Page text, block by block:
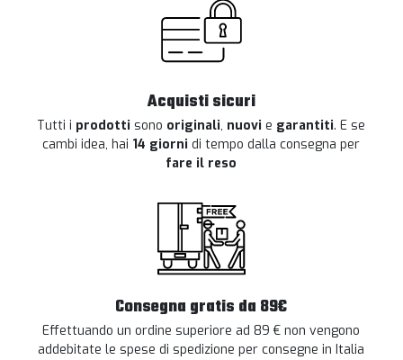
Acquisti sicuri
Tutti i prodotti sono originali, nuovi e garantiti. E se
cambi idea, hai 14 giorni di tempo dalla consegna per
fare il reso
Consegna gratis da 89€
Effettuando un ordine superiore ad 89 € non vengono
addebitate le spese di spedizione per consegne in Italia